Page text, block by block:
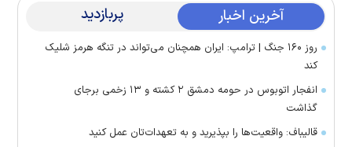
آخرین اخبار پربازدید
روز ۱۶۰ جنگ | ترامپ: ایران همچنان می‌تواند در تنگه هرمز شلیک
کند
انفجار اتوبوس در حومه دمشق ۲ کشته و ۱۳ زخمی برجای
گذاشت
قالیباف: واقعیت‌ها را بپذیرید و به تعهدات‌تان عمل کنید